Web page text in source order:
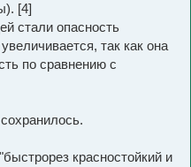
[4]
стали опасность
так как она
по сравнению с
красностойкий и